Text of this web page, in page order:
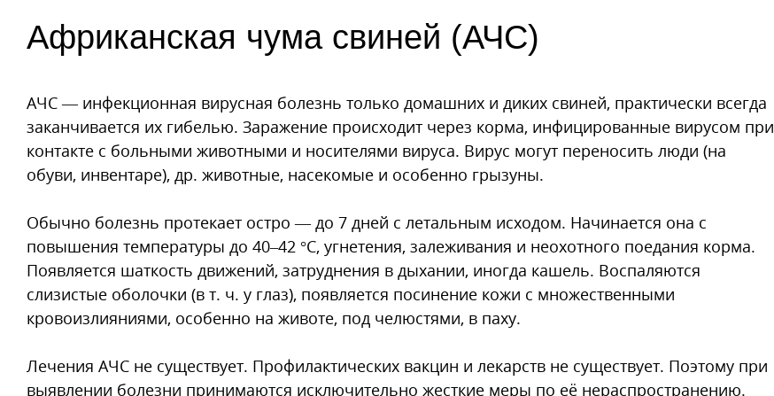
Африканская чума свиней (АЧС)
АЧС — инфекционная вирусная болезнь только домашних и диких свиней, практически всегда
заканчивается их гибелью. Заражение происходит через корма, инфицированные вирусом при
контакте с больными животными и носителями вируса. Вирус могут переносить люди (на
обуви, инвентаре), др. животные, насекомые и особенно грызуны.
Обычно болезнь протекает остро — до 7 дней с летальным исходом. Начинается она с
повышения температуры до 40–42 °С, угнетения, залеживания и неохотного поедания корма.
Появляется шаткость движений, затруднения в дыхании, иногда кашель. Воспаляются
слизистые оболочки (в т. ч. у глаз), появляется посинение кожи с множественными
кровоизлияниями, особенно на животе, под челюстями, в паху.
Лечения АЧС не существует. Профилактических вакцин и лекарств не существует. Поэтому при
выявлении болезни принимаются исключительно жесткие меры по её нераспространению.